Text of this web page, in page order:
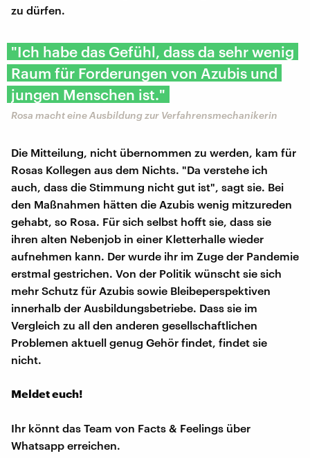
zu dürfen.
"Ich habe das Gefühl, dass da sehr wenig
Raum für Forderungen von Azubis und
jungen Menschen ist."
Rosa macht eine Ausbildung zur Verfahrensmechanikerin
Die Mitteilung, nicht übernommen zu werden, kam für
Rosas Kollegen aus dem Nichts. "Da verstehe ich
auch, dass die Stimmung nicht gut ist", sagt sie. Bei
den Maßnahmen hätten die Azubis wenig mitzureden
gehabt, so Rosa. Für sich selbst hofft sie, dass sie
ihren alten Nebenjob in einer Kletterhalle wieder
aufnehmen kann. Der wurde ihr im Zuge der Pandemie
erstmal gestrichen. Von der Politik wünscht sie sich
mehr Schutz für Azubis sowie Bleibeperspektiven
innerhalb der Ausbildungsbetriebe. Dass sie im
Vergleich zu all den anderen gesellschaftlichen
Problemen aktuell genug Gehör findet, findet sie
nicht.
Meldet euch!
Ihr könnt das Team von Facts & Feelings über
Whatsapp erreichen.